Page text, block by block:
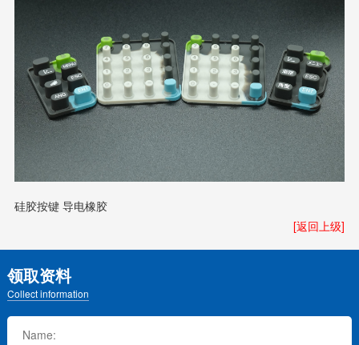
硅胶按键 导电橡胶
[返回上级]
领取资料
Collect information